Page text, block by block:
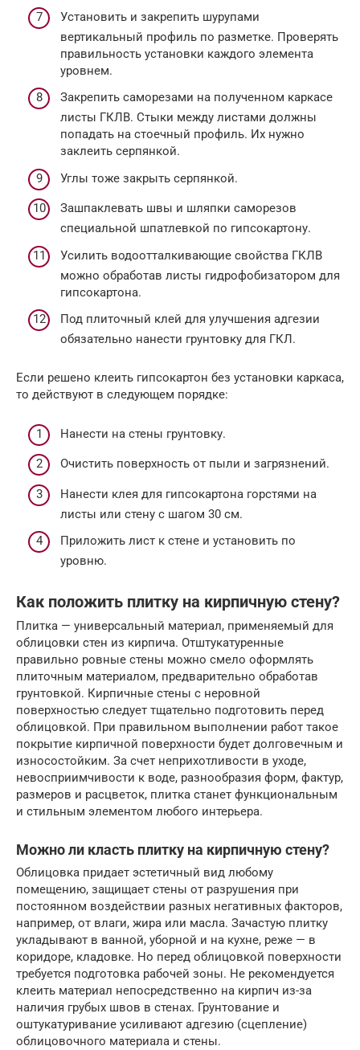
Установить и закрепить шурупами
вертикальный профиль по разметке. Проверять
правильность установки каждого элемента
уровнем.
Закрепить саморезами на полученном каркасе
листы ГКЛВ. Стыки между листами должны
попадать на стоечный профиль. Их нужно
заклеить серпянкой.
Углы тоже закрыть серпянкой.
Зашпаклевать швы и шляпки саморезов
специальной шпатлевкой по гипсокартону.
Усилить водоотталкивающие свойства ГКЛВ
можно обработав листы гидрофобизатором для
гипсокартона.
Под плиточный клей для улучшения адгезии
обязательно нанести грунтовку для ГКЛ.
Если решено клеить гипсокартон без установки каркаса,
то действуют в следующем порядке:
Нанести на стены грунтовку.
Очистить поверхность от пыли и загрязнений.
Нанести клея для гипсокартона горстями на
листы или стену с шагом 30 см.
Приложить лист к стене и установить по
уровню.
Как положить плитку на кирпичную стену?
Плитка — универсальный материал, применяемый для
облицовки стен из кирпича. Отштукатуренные
правильно ровные стены можно смело оформлять
плиточным материалом, предварительно обработав
грунтовкой. Кирпичные стены с неровной
поверхностью следует тщательно подготовить перед
облицовкой. При правильном выполнении работ такое
покрытие кирпичной поверхности будет долговечным и
износостойким. За счет неприхотливости в уходе,
невосприимчивости к воде, разнообразия форм, фактур,
размеров и расцветок, плитка станет функциональным
и стильным элементом любого интерьера.
Можно ли класть плитку на кирпичную стену?
Облицовка придает эстетичный вид любому
помещению, защищает стены от разрушения при
постоянном воздействии разных негативных факторов,
например, от влаги, жира или масла. Зачастую плитку
укладывают в ванной, уборной и на кухне, реже — в
коридоре, кладовке. Но перед облицовкой поверхности
требуется подготовка рабочей зоны. Не рекомендуется
клеить материал непосредственно на кирпич из-за
наличия грубых швов в стенах. Грунтование и
оштукатуривание усиливают адгезию (сцепление)
облицовочного материала и стены.